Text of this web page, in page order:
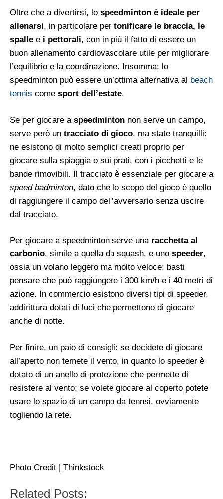
Oltre che a divertirsi, lo speedminton è ideale per
allenarsi, in particolare per tonificare le braccia, le
spalle e i pettorali, con in più il fatto di essere un
buon allenamento cardiovascolare utile per migliorare
l’equilibrio e la coordinazione. Insomma: lo
speedminton può essere un’ottima alternativa al beach
tennis come sport dell’estate.
Se per giocare a speedminton non serve un campo,
serve però un tracciato di gioco, ma state tranquilli:
ne esistono di molto semplici creati proprio per
giocare sulla spiaggia o sui prati, con i picchetti e le
bande rimovibili. Il tracciato è essenziale per giocare a
speed badminton, dato che lo scopo del gioco è quello
di raggiungere il campo dell’avversario senza uscire
dal tracciato.
Per giocare a speedminton serve una racchetta al
carbonio, simile a quella da squash, e uno speeder,
ossia un volano leggero ma molto veloce: basti
pensare che può raggiungere i 300 km/h e i 40 metri di
azione. In commercio esistono diversi tipi di speeder,
addirittura dotati di luci che permettono di giocare
anche di notte.
Per finire, un paio di consigli: se decidete di giocare
all’aperto non temete il vento, in quanto lo speeder è
dotato di un anello di protezione che permette di
resistere al vento; se volete giocare al coperto potete
usare lo spazio di un campo da tennsi, ovviamente
togliendo la rete.
Photo Credit | Thinkstock
Related Posts: